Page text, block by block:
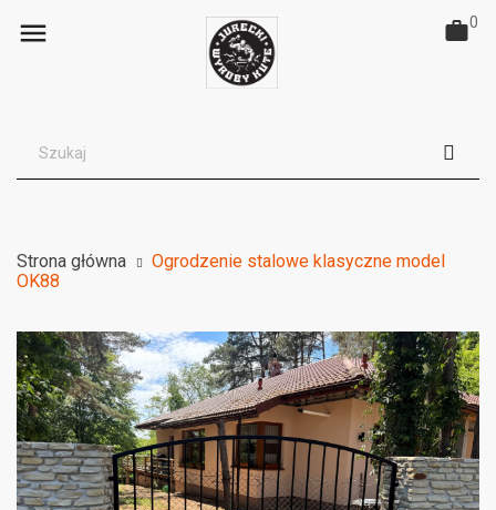
 0
Strona główna
Ogrodzenie stalowe klasyczne model
OK88